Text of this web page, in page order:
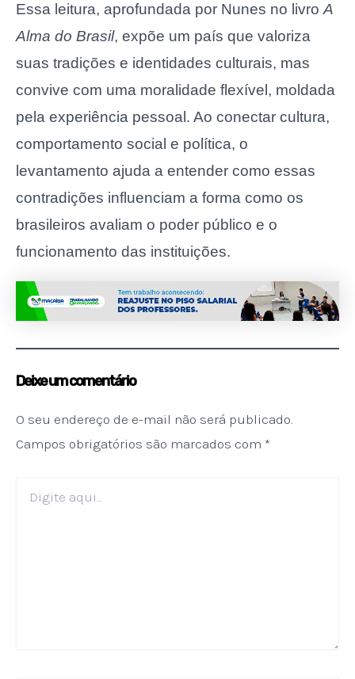
Essa leitura, aprofundada por Nunes no livro A
Alma do Brasil, expõe um país que valoriza
suas tradições e identidades culturais, mas
convive com uma moralidade flexível, moldada
pela experiência pessoal. Ao conectar cultura,
comportamento social e política, o
levantamento ajuda a entender como essas
contradições influenciam a forma como os
brasileiros avaliam o poder público e o
funcionamento das instituições.
Deixe um comentário
O seu endereço de e-mail não será publicado.
Campos obrigatórios são marcados com *
aqui...